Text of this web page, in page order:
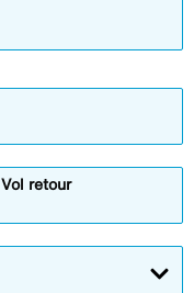
Vol retour